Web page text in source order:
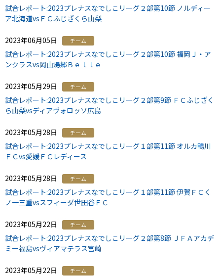
試合レポート:2023プレナスなでしこリーグ２部第10節 ノルディー
ア北海道vsＦＣふじざくら山梨
2023年06月05日 チーム
試合レポート:2023プレナスなでしこリーグ２部第10節 福岡Ｊ・ア
ンクラスvs岡山湯郷Ｂｅｌｌｅ
2023年05月29日 チーム
試合レポート:2023プレナスなでしこリーグ２部第9節 ＦＣふじざく
ら山梨vsディアヴォロッソ広島
2023年05月28日 チーム
試合レポート:2023プレナスなでしこリーグ１部第11節 オルカ鴨川
ＦＣvs愛媛ＦＣレディース
2023年05月28日 チーム
試合レポート:2023プレナスなでしこリーグ１部第11節 伊賀ＦＣく
ノ一三重vsスフィーダ世田谷ＦＣ
2023年05月22日 チーム
試合レポート:2023プレナスなでしこリーグ２部第8節 ＪＦＡアカデ
ミー福島vsヴィアマテラス宮崎
2023年05月22日 チーム